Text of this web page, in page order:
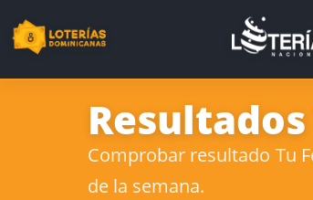
Comprobar resultado Tu
de la semana.